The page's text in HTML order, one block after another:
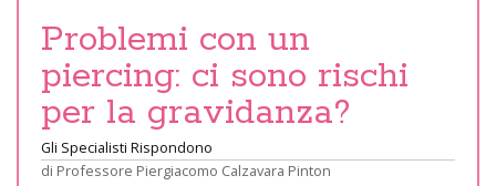
Problemi con un
piercing: ci sono rischi
per la gravidanza?
Gli Specialisti Rispondono
di Professore Piergiacomo Calzavara Pinton